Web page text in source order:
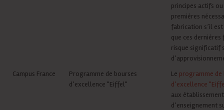
principes actifs
premières
fabrication s’il
que ces
risque significatif
Campus France
Programme de bourses
d’excellence "Eiffel"
Le programme de
d’excellence
aux
d’enseignement